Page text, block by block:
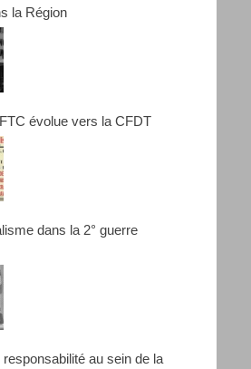
la Région
évolue vers la CFDT
dans la 2° guerre
au sein de la